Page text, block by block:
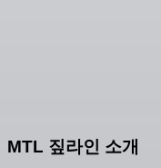
MTL 짚라인 소개